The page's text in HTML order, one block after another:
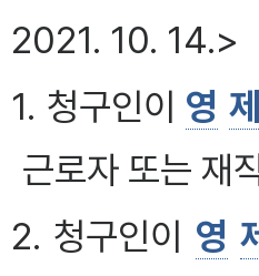
2021. 10. 14.>
1. 청구인이 영
근로자 또는 재
2. 청구인이 영